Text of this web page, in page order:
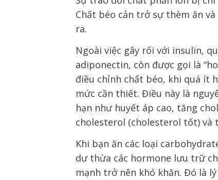
Chất béo cản trở sự thèm ăn
ra.
Ngoài việc gây rối với insulin,
adiponectin, còn được gọi là
điều chỉnh chất béo, khi quá ít
mức cần thiết. Điều này là
hạn như huyết áp cao, tăng
cholesterol (cholesterol tốt) và
Khi bạn ăn các loại
dư thừa các hormone lưu trữ
mạnh trở nên khó khăn. Đó là